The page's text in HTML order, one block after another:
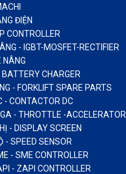
ĐIỆN
CONTROLLER
- IGBT-MOSFET-RECTIFIER
NÂNG
CHARGER
- FORKLIFT SPARE PARTS
- CONTACTOR DC
- THROTTLE -ACCELERATOR
- DISPLAY SCREEN
- SPEED SENSOR
- SME CONTROLLER
- ZAPI CONTROLLER